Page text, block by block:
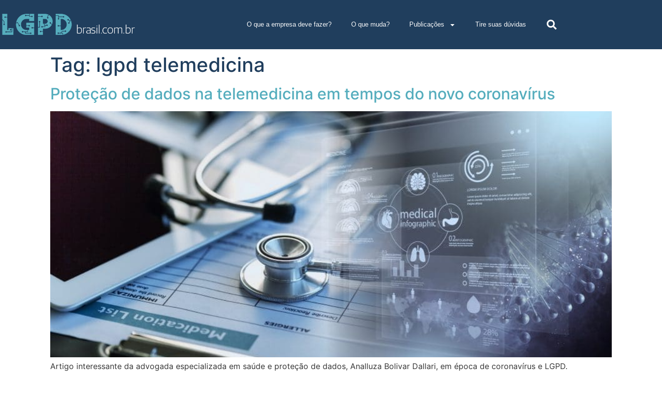
O que a empresa deve fazer? O que muda? Publicações Tire suas dúvidas
Tag: lgpd telemedicina
Proteção de dados na telemedicina em tempos do novo coronavírus
Artigo interessante da advogada especializada em saúde e proteção de dados, Analluza Bolivar Dallari, em época de coronavírus e LGPD.